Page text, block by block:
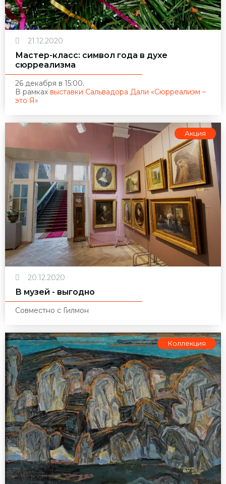
21.12.2020
Мастер-класс: символ года в духе
сюрреализма
26 декабря в 15:00.
В рамках выставки Сальвадора Дали «Сюрреализм –
это Я»
Акция
20.12.2020
В музей - выгодно
Совместно с Гилмон
Коллекция